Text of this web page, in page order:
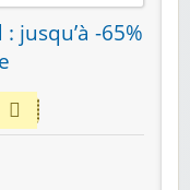
jusqu’à -65%